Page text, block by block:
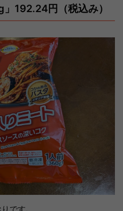
192.24円（税込み）
です。